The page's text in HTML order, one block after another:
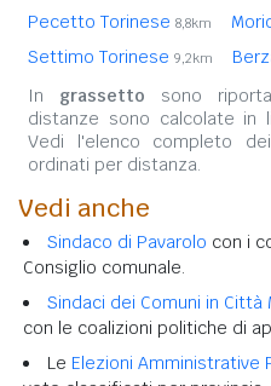
Pecetto Torinese 8,8km
Settimo Torinese 9,2km
In grassetto sono
distanze sono calcolate in
Vedi l'elenco completo
ordinati per distanza.
Vedi anche
Sindaco di Pavarolo con i
Consiglio comunale.
Sindaci dei Comuni in Città
con le coalizioni politiche di
Le Elezioni Amministrative